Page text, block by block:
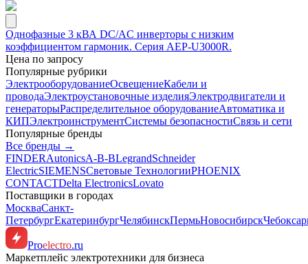
Однофазные 3 кВА DC/AC инверторы с низким
коэффициентом гармоник. Серия AEP-U3000R.
Цена по запросу
Популярные рубрики
ЭлектрооборудованиеОсвещениеКабели и
проводаЭлектроустановочные изделияЭлектродвигатели и
генераторыРаспределительное оборудованиеАвтоматика и
КИПЭлектроинструментСистемы безопасностиСвязь и сети
Популярные бренды
Все бренды →
FINDERAutonicsA-B-BLegrandSchneider
ElectricSIEMENSСветовые ТехнологииPHOENIX
CONTACTDelta ElectronicsLovato
Поставщики в городах
МоскваСанкт-
ПетербургЕкатеринбургЧелябинскПермьНовосибирск
Proelectro.ru
Маркетплейс электротехники для бизнеса